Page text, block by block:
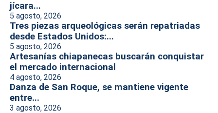
jícara...
5 agosto, 2026
Tres piezas arqueológicas serán repatriadas
desde Estados Unidos:...
5 agosto, 2026
Artesanías chiapanecas buscarán conquistar
el mercado internacional
4 agosto, 2026
Danza de San Roque, se mantiene vigente
entre...
3 agosto, 2026